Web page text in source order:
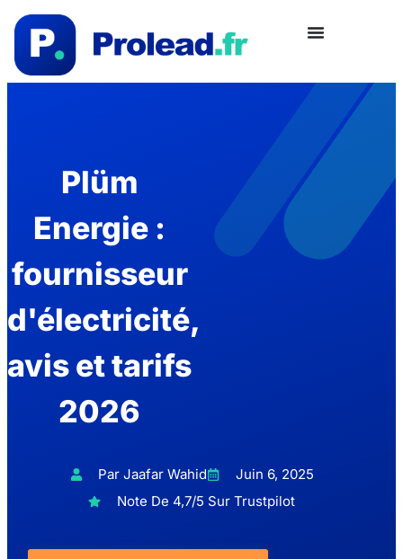
Plüm
Energie :
fournisseur
d'électricité,
avis et tarifs
2026
Par Jaafar Wahid
Juin 6, 2025
Note De 4,7/5 Sur Trustpilot